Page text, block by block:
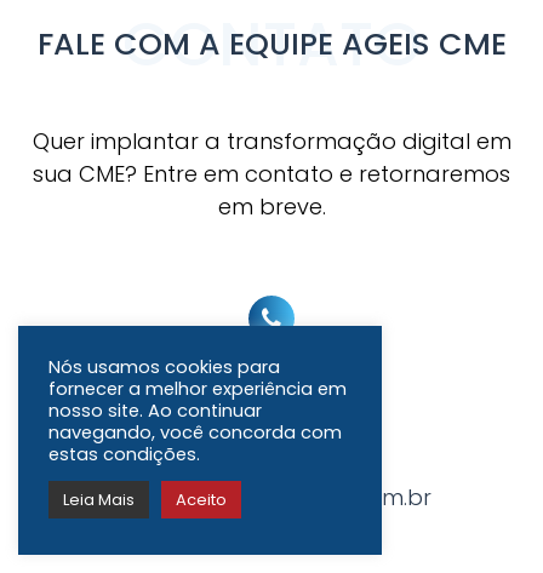
FALE COM A EQUIPE AGEIS CME
CONTATO
Quer implantar a transformação digital em
sua CME? Entre em contato e retornaremos
em breve.
+55 11 5519-4022
comercial@ageiscme.com.br
Nós usamos cookies para
fornecer a melhor experiência em
nosso site. Ao continuar
navegando, você concorda com
estas condições.
Leia Mais Aceito